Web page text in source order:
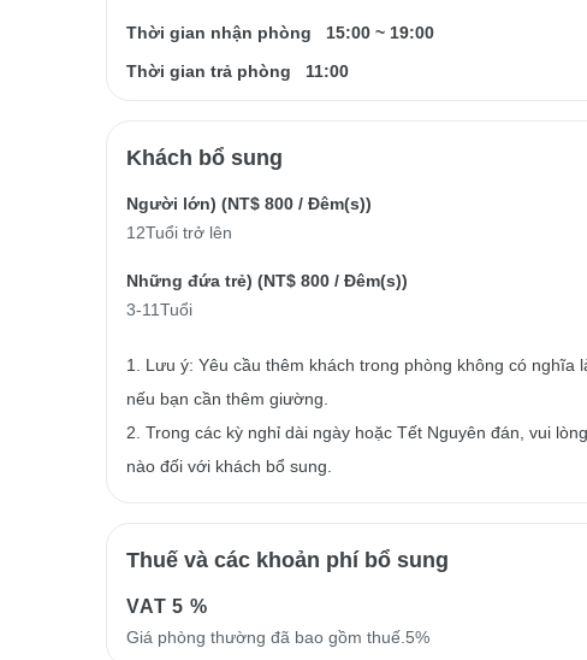
Thời gian nhận phòng 15:00 ~ 19:00
Thời gian trả phòng
11:00
Khách bổ sung
Người lớn) (NT$ 800 / Đêm(s))
12Tuổi trở lên
Những đứa trẻ) (NT$ 800 / Đêm(s))
3-11Tuổi
1. Lưu ý: Yêu cầu thêm khách trong phòng không có
nếu bạn cần thêm giường.
2. Trong các kỳ nghỉ dài ngày hoặc Tết Nguyên đán, vui
nào đối với khách bổ sung.
Thuế và các khoản phí bổ sung
VAT5 %
Giá phòng thường đã bao gồm thuế.5%